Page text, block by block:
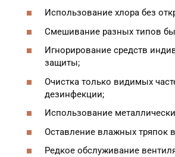
Использование хлора без
Смешивание разных типов
Игнорирование средств
защиты;
Очистка только видимых
дезинфекции;
Использование
Оставление влажных тряпок
Редкое обслуживание